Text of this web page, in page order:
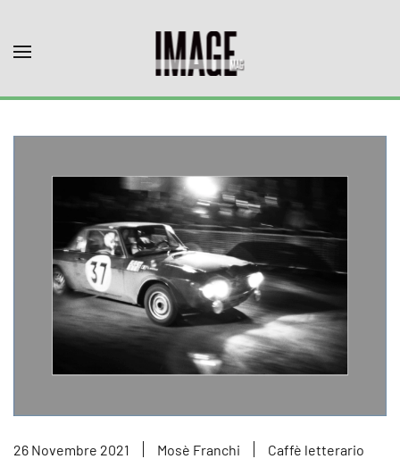
Skip to main content
26 Novembre 2021 Mosè Franchi Caffè letterario